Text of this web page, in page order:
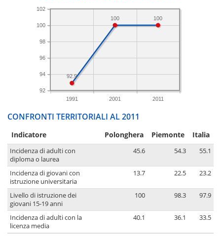
1991 2001 2011
92
94
96
98
100
102
100
100
92.9
CONFRONTI TERRITORIALI AL 2011
Indicatore Polonghera Piemonte Italia
Incidenza di adulti con
diploma o laurea
45.6 54.3 55.1
Incidenza di giovani con
istruzione universitaria
13.7 22.5 23.2
Livello di istruzione dei
giovani 15-19 anni
100 98.3 97.9
Incidenza di adulti con la
licenza media
40.1 36.1 33.5